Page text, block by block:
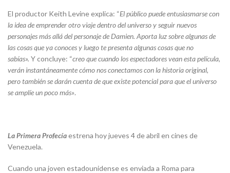
El productor Keith Levine explica: “El público puede entusiasmarse con
la idea de emprender otro viaje dentro del universo y seguir nuevos
personajes más allá del personaje de Damien. Aporta luz sobre algunas de
las cosas que ya conocesy luego te presenta algunas cosas que no
sabías». Y concluye: “creo que cuando los espectadores vean esta película,
verán instantáneamente cómo nos conectamos con la historia original,
pero también se darán cuenta de que existe potencial para que el universo
se amplíe un poco más».
La Primera Profecíaestrena hoy jueves 4 de abril en cines de
Venezuela.
Cuando una joven estadounidense es enviada a Roma para